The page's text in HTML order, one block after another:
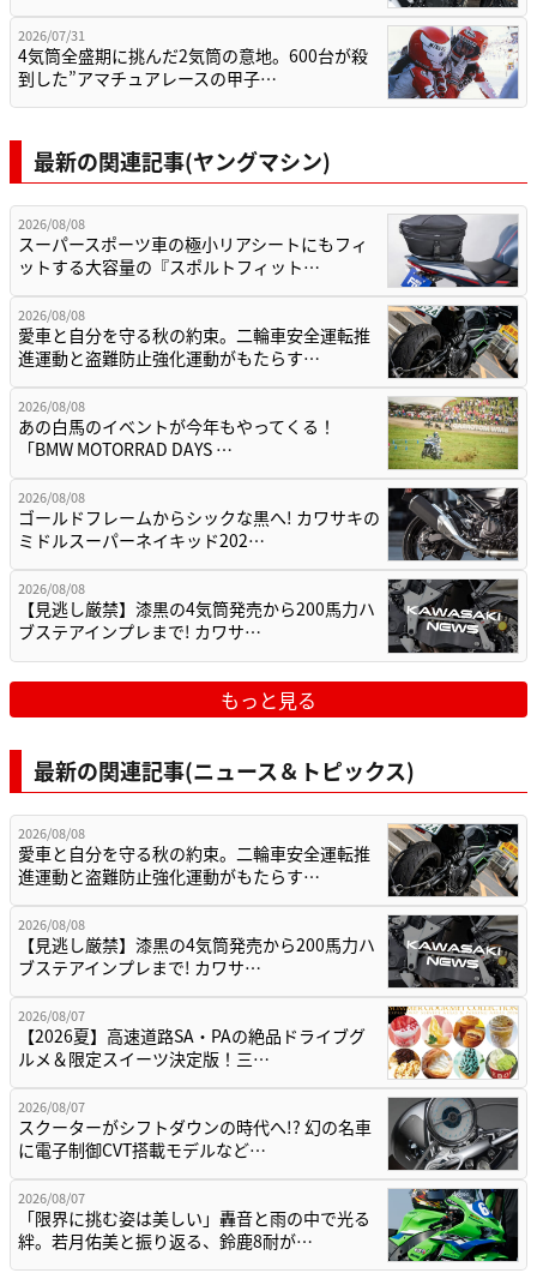
2026/07/31
4気筒全盛期に挑んだ2気筒の意地。600台が殺
到した”アマチュアレースの甲子…
最新の関連記事(ヤングマシン)
2026/08/08
スーパースポーツ車の極小リアシートにもフィ
ットする大容量の『スポルトフィット…
2026/08/08
愛車と自分を守る秋の約束。二輪車安全運転推
進運動と盗難防止強化運動がもたらす…
2026/08/08
あの白馬のイベントが今年もやってくる！
「BMW MOTORRAD DAYS …
2026/08/08
ゴールドフレームからシックな黒へ! カワサキの
ミドルスーパーネイキッド202…
2026/08/08
【見逃し厳禁】漆黒の4気筒発売から200馬力ハ
ブステアインプレまで! カワサ…
もっと見る
最新の関連記事(ニュース＆トピックス)
2026/08/08
愛車と自分を守る秋の約束。二輪車安全運転推
進運動と盗難防止強化運動がもたらす…
2026/08/08
【見逃し厳禁】漆黒の4気筒発売から200馬力ハ
ブステアインプレまで! カワサ…
2026/08/07
【2026夏】高速道路SA・PAの絶品ドライブグ
ルメ＆限定スイーツ決定版！三…
2026/08/07
スクーターがシフトダウンの時代へ!? 幻の名車
に電子制御CVT搭載モデルなど…
2026/08/07
「限界に挑む姿は美しい」轟音と雨の中で光る
絆。若月佑美と振り返る、鈴鹿8耐が…